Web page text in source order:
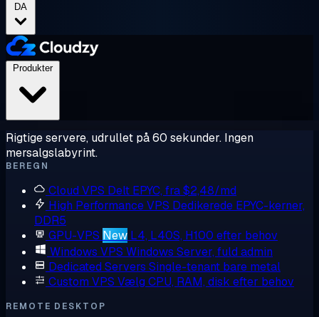
DA
Produkter
Rigtige servere, udrullet på 60 sekunder. Ingen
mersalgslabyrint.
BEREGN
Cloud VPS Delt EPYC, fra $2,48/md
High Performance VPS Dedikerede EPYC-kerner,
DDR5
GPU-VPS New L4, L40S, H100 efter behov
Windows VPS Windows Server, fuld admin
Dedicated Servers Single-tenant bare metal
Custom VPS Vælg CPU, RAM, disk efter behov
REMOTE DESKTOP